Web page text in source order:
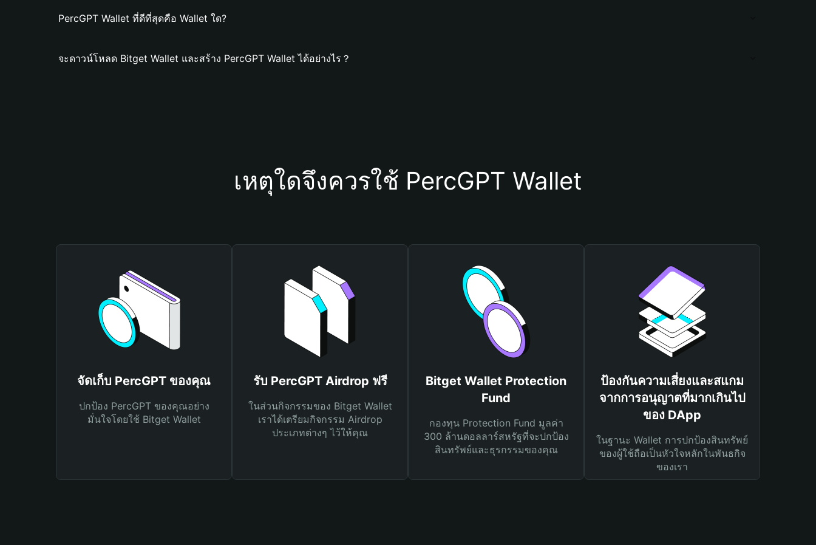
PercGPT Wallet ที่ดีที่สุดคือ Wallet ใด?
จะดาวน์โหลด Bitget Wallet และสร้าง PercGPT Wallet ได้อย่างไร？
เหตุใดจึงควรใช้ PercGPT Wallet
จัดเก็บ PercGPT ของคุณ
ปกป้อง PercGPT ของคุณอย่าง
มั่นใจโดยใช้ Bitget Wallet
รับ PercGPT Airdrop ฟรี
ในส่วนกิจกรรมของ Bitget Wallet
เราได้เตรียมกิจกรรม Airdrop
ประเภทต่างๆ ไว้ให้คุณ
Bitget Wallet Protection
Fund
กองทุน Protection Fund มูลค่า
300 ล้านดอลลาร์สหรัฐที่จะปกป้อง
สินทรัพย์และธุรกรรมของคุณ
ป้องกันความเสี่ยงและสแกม
จากการอนุญาตที่มากเกินไป
ของ DApp
ในฐานะ Wallet การปกป้องสินทรัพย์
ของผู้ใช้ถือเป็นหัวใจหลักในพันธกิจ
ของเรา